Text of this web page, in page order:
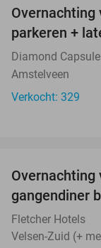
Overnachting
parkeren +
Diamond
Amstelveen
Verkocht: 329
Overnachting
gangendiner
Fletcher Hotels
Velsen-Zuid (+